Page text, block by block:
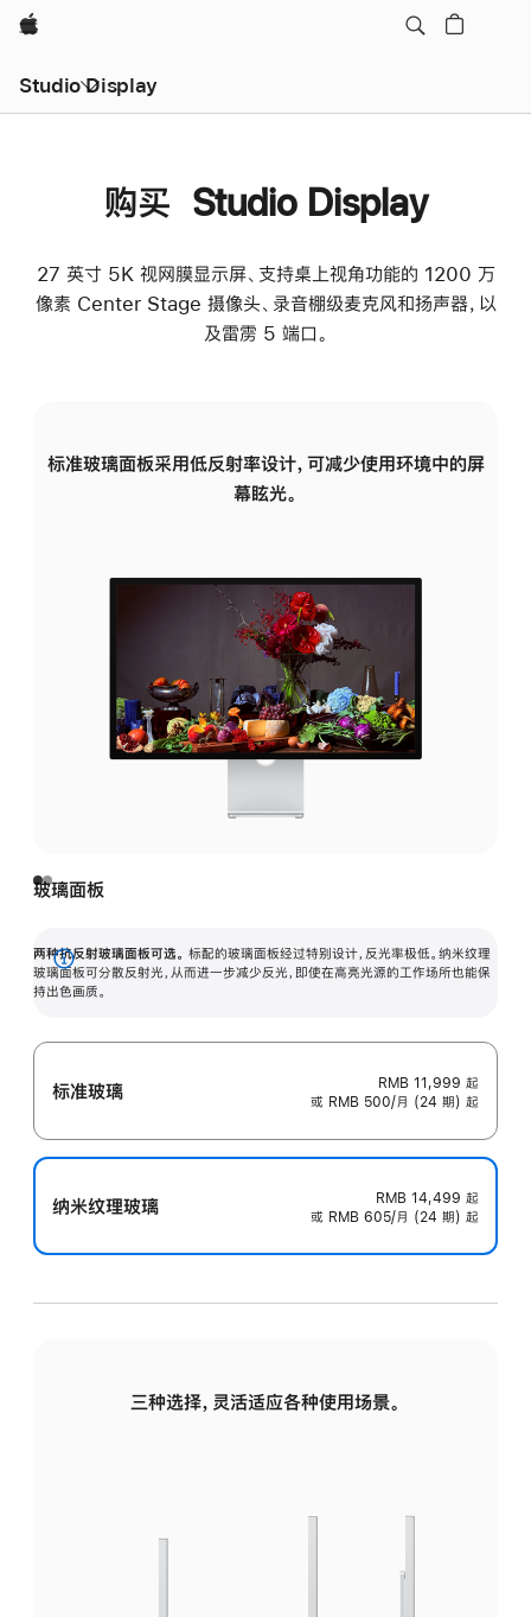
Apple
Studio Display
购买 Studio Display
27 英寸 5K 视网膜显示屏、支持桌上视角功能的 1200 万
像素 Center Stage 摄像头、录音棚级麦克风和扬声器，以
及雷雳 5 端口。
标准玻璃面板采用低反射率设计，可减少使用环境中的屏
幕眩光。
玻璃面板
两种抗反射玻璃面板可选。 标配的玻璃面板经过特别设计，反光率极低。纳米纹理
玻璃面板可分散反射光，从而进一步减少反光，即使在高亮光源的工作场所也能保
持出色画质。
展
开
标准玻璃 RMB 11,999 起
或 RMB 500/月 (24 期) 起
纳米纹理玻璃 RMB 14,499 起
或 RMB 605/月 (24 期) 起
三种选择，灵活适应各种使用场景。